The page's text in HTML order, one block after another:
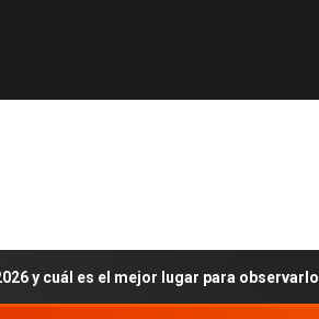
y cuál es el mejor lugar para observarlo